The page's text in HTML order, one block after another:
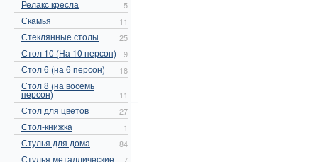
Релакс кресла 5
Скамья 11
Стеклянные столы 25
Стол 10 (На 10 персон) 9
Стол 6 (на 6 персон) 18
Стол 8 (на восемь
персон) 11
Стол для цветов 27
Стол-книжка 1
Стулья для дома 84
Стулья металлические